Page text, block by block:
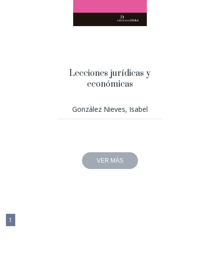
Lecciones jurídicas y
económicas
González Nieves, Isabel
VER MÁS
1